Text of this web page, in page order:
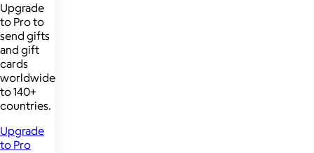
Upgrade
to Pro to
send gifts
and gift
cards
worldwide
to 140+
countries.
Upgrade
to Pro